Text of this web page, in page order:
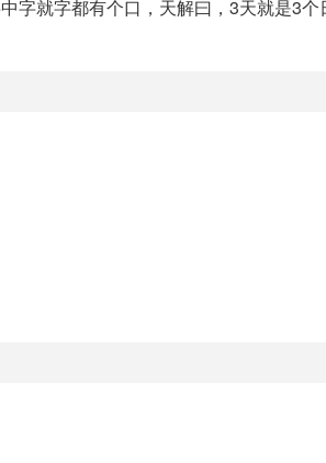
字就字都有个口，天解曰，3天就是3个